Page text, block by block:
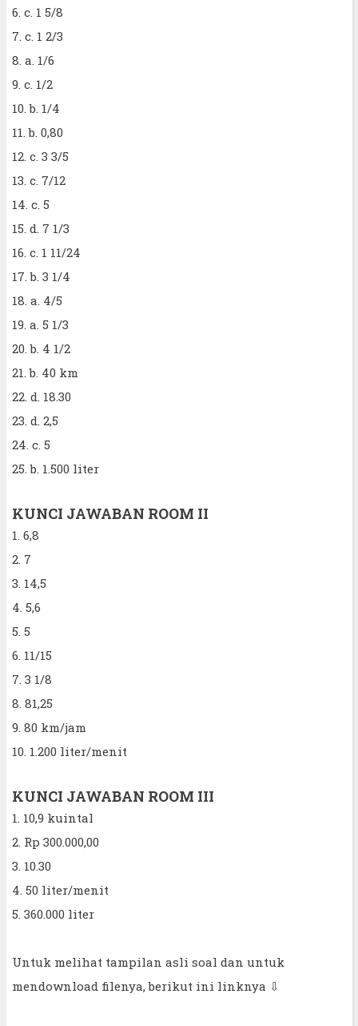
6. c. 1 5/8
7. c. 1 2/3
8. a. 1/6
9. c. 1/2
10. b. 1/4
11. b. 0,80
12. c. 3 3/5
13. c. 7/12
14. c. 5
15. d. 7 1/3
16. c. 1 11/24
17. b. 3 1/4
18. a. 4/5
19. a. 5 1/3
20. b. 4 1/2
21. b. 40 km
22. d. 18.30
23. d. 2,5
24. c. 5
25. b. 1.500 liter
KUNCI JAWABAN ROOM II
1. 6,8
2. 7
3. 14,5
4. 5,6
5. 5
6. 11/15
7. 3 1/8
8. 81,25
9. 80 km/jam
10. 1.200 liter/menit
KUNCI JAWABAN ROOM III
1. 10,9 kuintal
2. Rp 300.000,00
3. 10.30
4. 50 liter/menit
5. 360.000 liter
Untuk melihat tampilan asli soal dan untuk
mendownload filenya, berikut ini linknya ⇩